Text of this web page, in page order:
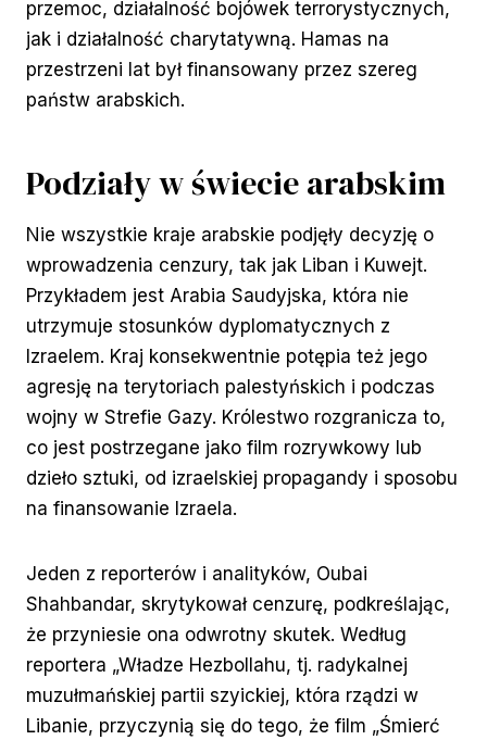
przemoc, działalność bojówek terrorystycznych,
jak i działalność charytatywną. Hamas na
przestrzeni lat był finansowany przez szereg
państw arabskich.
Podziały w świecie arabskim
Nie wszystkie kraje arabskie podjęły decyzję o
wprowadzenia cenzury, tak jak Liban i Kuwejt.
Przykładem jest Arabia Saudyjska, która nie
utrzymuje stosunków dyplomatycznych z
Izraelem. Kraj konsekwentnie potępia też jego
agresję na terytoriach palestyńskich i podczas
wojny w Strefie Gazy. Królestwo rozgranicza to,
co jest postrzegane jako film rozrywkowy lub
dzieło sztuki, od izraelskiej propagandy i sposobu
na finansowanie Izraela.
Jeden z reporterów i analityków, Oubai
Shahbandar, skrytykował cenzurę, podkreślając,
że przyniesie ona odwrotny skutek. Według
reportera „Władze Hezbollahu, tj. radykalnej
muzułmańskiej partii szyickiej, która rządzi w
Libanie, przyczynią się do tego, że film „Śmierć